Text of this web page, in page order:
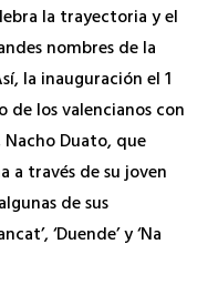
la trayectoria y el
nombres de la
la inauguración el 1
los valencianos con
Duato, que
a través de su joven
de sus
‘Duende’ y ‘Na